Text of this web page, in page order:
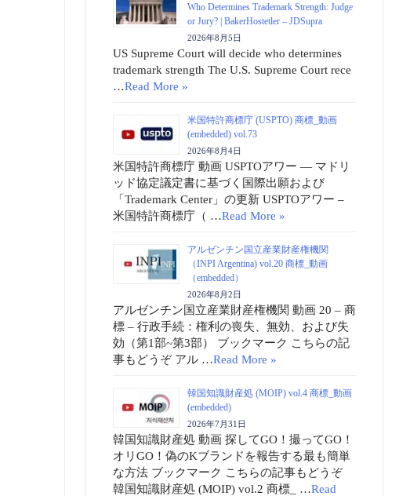
Who Determines Trademark Strength: Judge
or Jury? | BakerHostetler – JDSupra
2026年8月5日
US Supreme Court will decide who determines
trademark strength The U.S. Supreme Court rece
…Read More »
米国特許商標庁 (USPTO) 商標_動画
(embedded) vol.73
2026年8月4日
米国特許商標庁 動画 USPTOアワー ― マドリ
ッド協定議定書に基づく国際出願および
「Trademark Center」の更新 USPTOアワー –
米国特許商標庁（ …Read More »
アルゼンチン国立産業財産権機関
（INPI Argentina) vol.20 商標_動画
（embedded）
2026年8月2日
アルゼンチン国立産業財産権機関 動画 20 – 商
標 – 行政手続：権利の喪失、無効、および失
効（第1部~第3部） ブックマーク こちらの記
事もどうぞ アル …Read More »
韓国知識財産処 (MOIP) vol.4 商標_動画
(embedded)
2026年7月31日
韓国知識財産処 動画 探してGO！撮ってGO！
オリGO！偽のKブランドを報告する最も簡単
な方法 ブックマーク こちらの記事もどうぞ
韓国知識財産処 (MOIP) vol.2 商標_ …Read